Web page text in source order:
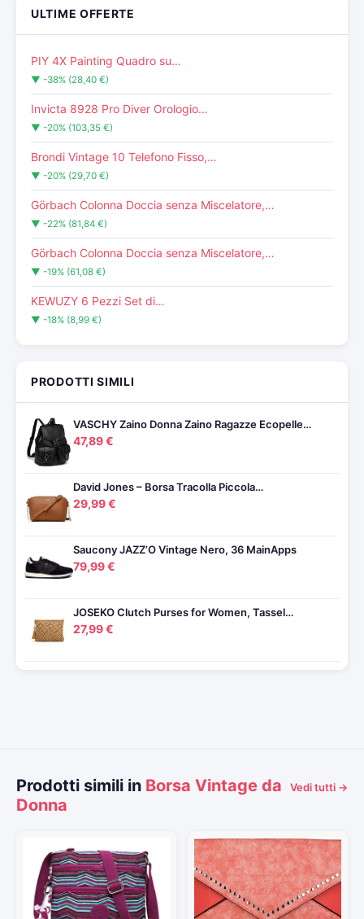
ULTIME OFFERTE
PIY 4X Painting Quadro su…
▼ -38% (28,40 €)
Invicta 8928 Pro Diver Orologio…
▼ -20% (103,35 €)
Brondi Vintage 10 Telefono Fisso,…
▼ -20% (29,70 €)
Görbach Colonna Doccia senza Miscelatore,…
▼ -22% (81,84 €)
Görbach Colonna Doccia senza Miscelatore,…
▼ -19% (61,08 €)
KEWUZY 6 Pezzi Set di…
▼ -18% (8,99 €)
PRODOTTI SIMILI
VASCHY Zaino Donna Zaino Ragazze Ecopelle…
47,89 €
David Jones – Borsa Tracolla Piccola…
29,99 €
Saucony JAZZ’O Vintage Nero, 36 MainApps
79,99 €
JOSEKO Clutch Purses for Women, Tassel…
27,99 €
Prodotti simili in Borsa Vintage da
Donna
Vedi tutti →